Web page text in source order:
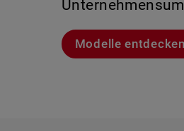
Modelle entdecken
sind.
CloudDR entdecken
Lernen Sie Rai
Lernen Sie